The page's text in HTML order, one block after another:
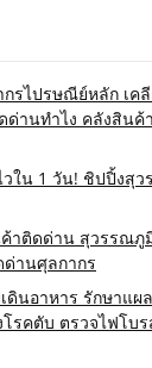
รไปรษณีย์หลัก เค
านทำไง คลังสิน
ใน 1 วัน! ชิปปิ้งสุว
าติดด่าน สุวรรณ
านศุลกากร
ดินอาหาร รักษาแผ
รคตับ ตรวจไฟโบร